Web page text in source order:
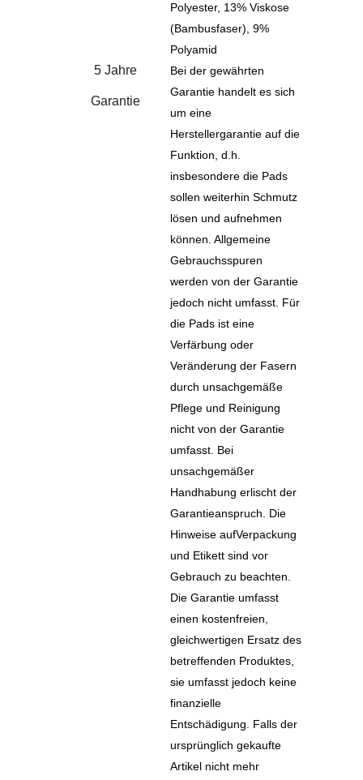
Polyester, 13% Viskose
(Bambusfaser), 9%
Polyamid
5 Jahre
Garantie
Bei der gewährten
Garantie handelt es sich
um eine
Herstellergarantie auf die
Funktion, d.h.
insbesondere die Pads
sollen weiterhin Schmutz
lösen und aufnehmen
können. Allgemeine
Gebrauchsspuren
werden von der Garantie
jedoch nicht umfasst. Für
die Pads ist eine
Verfärbung oder
Veränderung der Fasern
durch unsachgemä­ße
Pflege und Reinigung
nicht von der Garantie
umfasst. Bei
unsachgemäßer
Handhabung erlischt der
Garantieanspruch. Die
Hinweise aufVerpackung
und Etikett sind vor
Gebrauch zu beachten.
Die Garantie umfasst
einen kostenfreien,
gleichwertigen Ersatz des
betreffenden Produktes,
sie umfasst jedoch keine
finanzielle
Entschädigung. Falls der
ursprünglich gekaufte
Artikel nicht mehr